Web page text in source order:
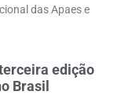
das Apaes e
edição
Brasil